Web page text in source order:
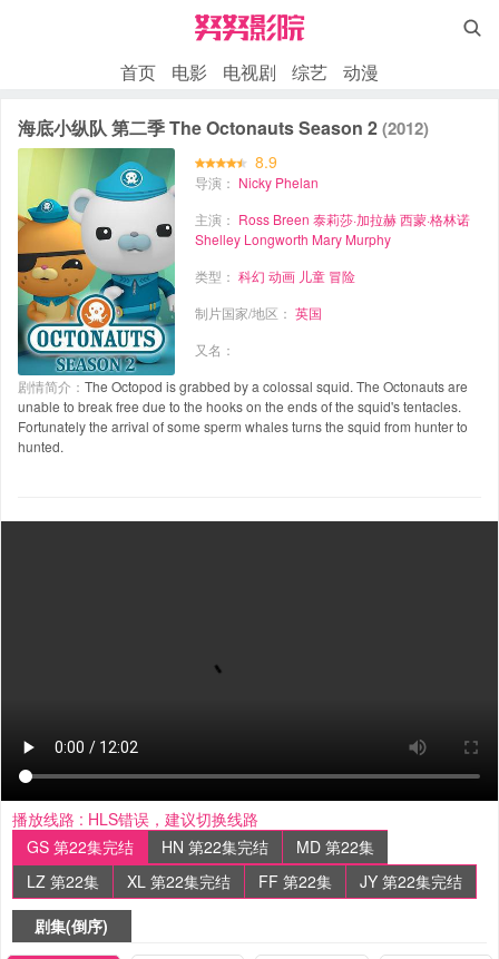

首页 电影 电视剧 综艺 动漫
海底小纵队 第二季 The Octonauts Season 2(2012)
8.9
导演： Nicky Phelan
主演： Ross Breen 泰莉莎·加拉赫 西蒙·格林诺
Shelley Longworth Mary Murphy
类型：科幻 动画 儿童 冒险
制片国家/地区：英国
又名：
剧情简介： The Octopod is grabbed by a colossal squid. The Octonauts are
unable to break free due to the hooks on the ends of the squid's tentacles.
Fortunately the arrival of some sperm whales turns the squid from hunter to
hunted.
播放线路 : HLS错误，建议切换线路
GS 第22集完结
HN 第22集完结
MD 第22集
LZ 第22集
XL 第22集完结 FF 第22集
JY 第22集完结
剧集(倒序)